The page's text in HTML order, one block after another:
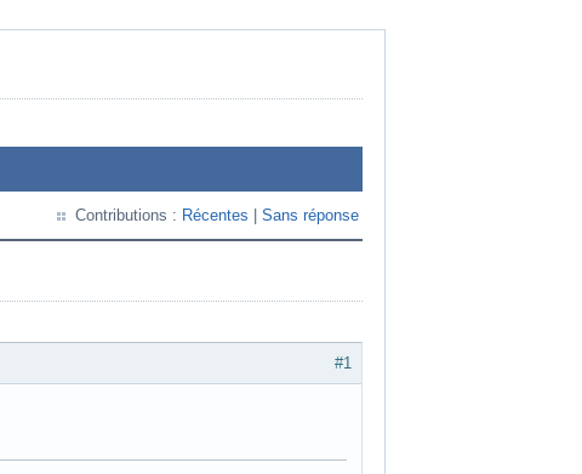
Contributions : Récentes Sans réponse
#1